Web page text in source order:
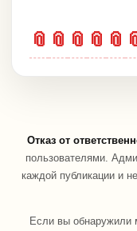
📎 📎 📎 📎 📎
Отказ от
пользователями.
каждой публикации и
Если вы обнаружили